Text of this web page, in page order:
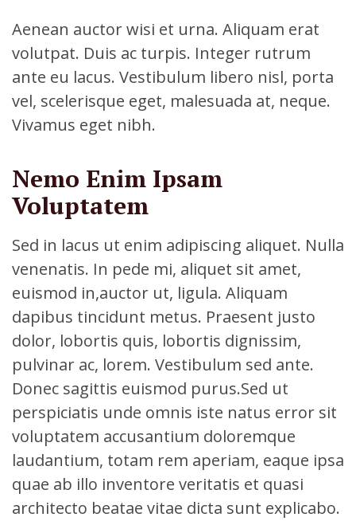
Aenean auctor wisi et urna. Aliquam erat
volutpat. Duis ac turpis. Integer rutrum
ante eu lacus. Vestibulum libero nisl, porta
vel, scelerisque eget, malesuada at, neque.
Vivamus eget nibh.
Nemo Enim Ipsam
Voluptatem
Sed in lacus ut enim adipiscing aliquet. Nulla
venenatis. In pede mi, aliquet sit amet,
euismod in,auctor ut, ligula. Aliquam
dapibus tincidunt metus. Praesent justo
dolor, lobortis quis, lobortis dignissim,
pulvinar ac, lorem. Vestibulum sed ante.
Donec sagittis euismod purus.Sed ut
perspiciatis unde omnis iste natus error sit
voluptatem accusantium doloremque
laudantium, totam rem aperiam, eaque ipsa
quae ab illo inventore veritatis et quasi
architecto beatae vitae dicta sunt explicabo.